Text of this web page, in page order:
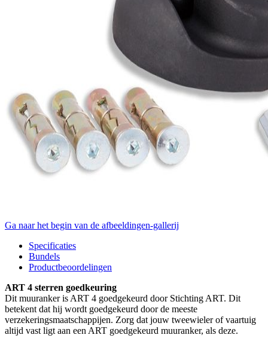
Ga naar het begin van de afbeeldingen-gallerij
Specificaties
Bundels
Productbeoordelingen
ART 4 sterren goedkeuring
Dit muuranker is ART 4 goedgekeurd door Stichting ART. Dit
betekent dat hij wordt goedgekeurd door de meeste
verzekeringsmaatschappijen. Zorg dat jouw tweewieler of vaartuig
altijd vast ligt aan een ART goedgekeurd muuranker, als deze.